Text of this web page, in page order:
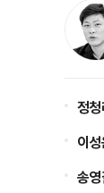
정
이
송